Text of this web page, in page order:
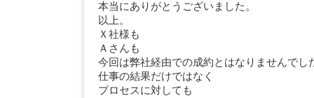
本当にありがとうございました。
以上。
Ｘ社様も
Ａさんも
今回は弊社経由での成約とはなりませんでし
仕事の結果だけではなく
プロセスに対しても